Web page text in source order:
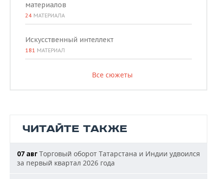
материалов
24 МАТЕРИАЛА
Искусственный интеллект
181 МАТЕРИАЛ
Все сюжеты
ЧИТАЙТЕ ТАКЖЕ
07 авг Торговый оборот Татарстана и Индии удвоился
за первый квартал 2026 года